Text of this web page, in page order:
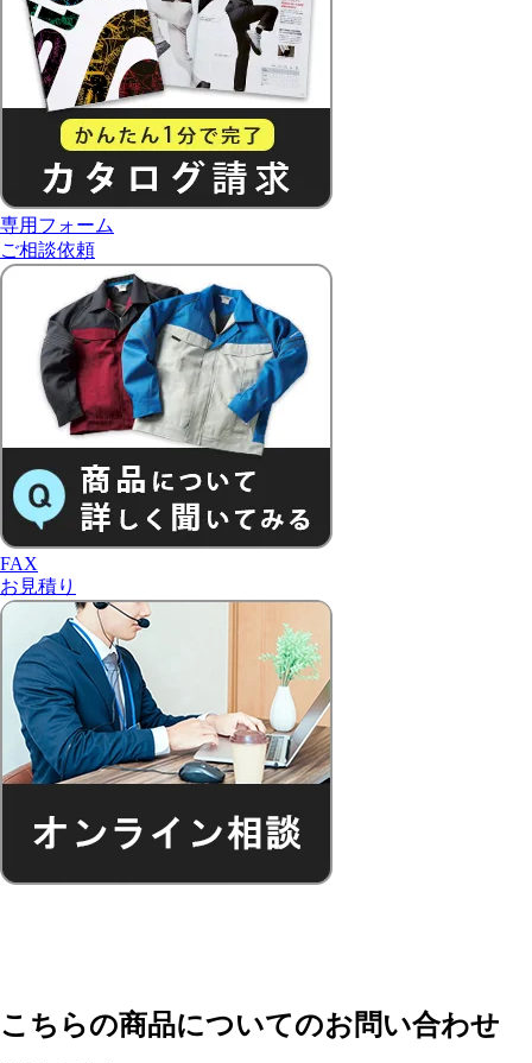
専用フォーム
ご相談依頼
FAX
お見積り
こちらの商品についてのお問い合わせ